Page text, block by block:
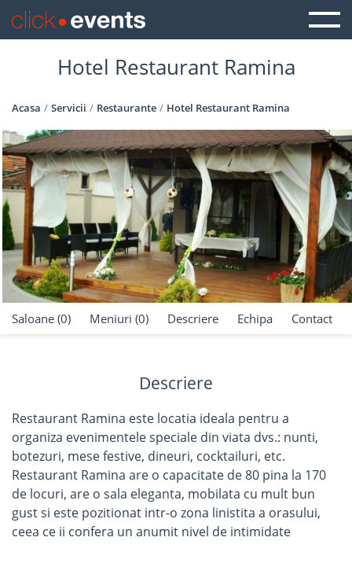
Hotel Restaurant Ramina
Acasa Servicii Restaurante Hotel Restaurant Ramina
Saloane (0) Meniuri (0) Descriere Echipa Contact
Descriere
Restaurant Ramina este locatia ideala pentru a
organiza evenimentele speciale din viata dvs.: nunti,
botezuri, mese festive, dineuri, cocktailuri, etc.
Restaurant Ramina are o capacitate de 80 pina la 170
de locuri, are o sala eleganta, mobilata cu mult bun
gust si este pozitionat intr-o zona linistita a orasului,
ceea ce ii confera un anumit nivel de intimidate